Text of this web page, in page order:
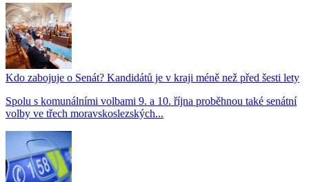
Kdo zabojuje o Senát? Kandidátů je v kraji méně než před šesti lety
Spolu s komunálními volbami 9. a 10. října proběhnou také senátní
volby ve třech moravskoslezských...